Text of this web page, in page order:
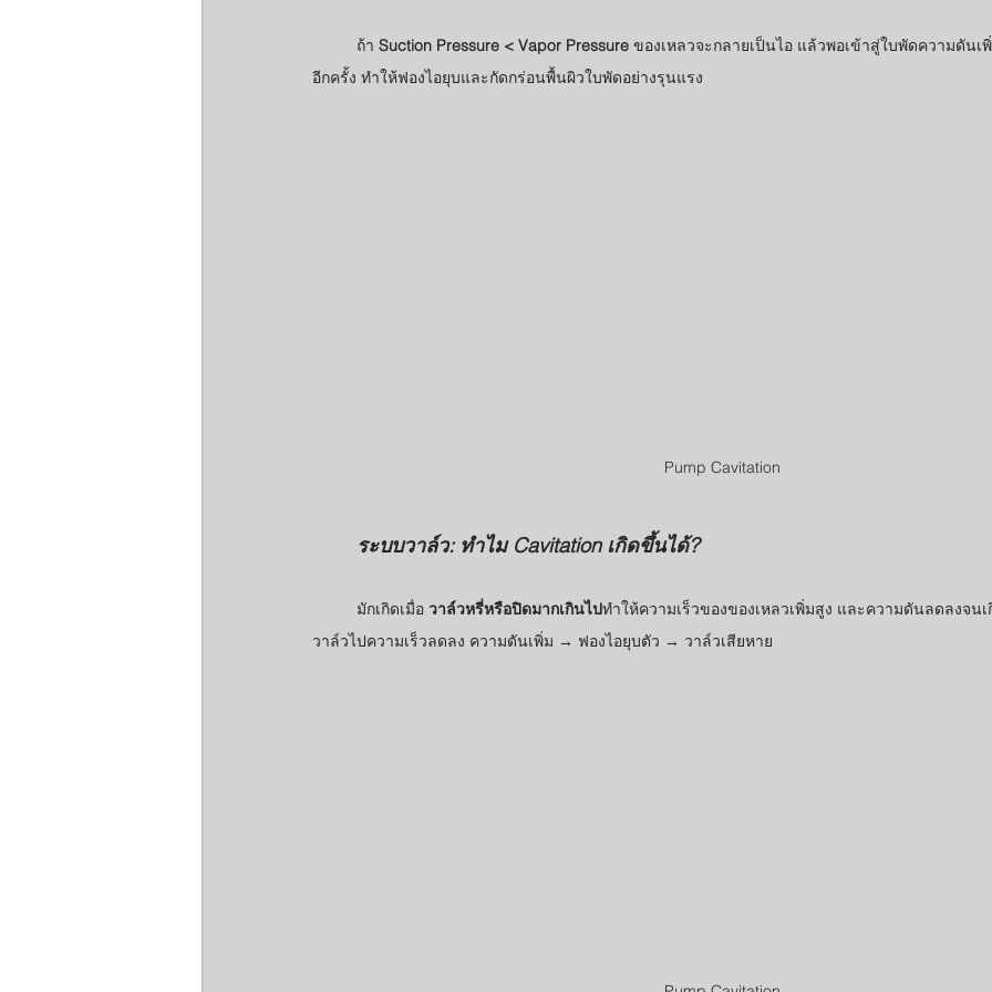
	ถ้า
Suction Pressure < Vapor Pressure ของเหลวจะกลายเป็นไอ แล้วพอเข้าสู่ใบพัดความดันเ
อีกครั้ง ทำให้ฟองไอยุบและกัดกร่อนพื้นผิวใบพัดอย่างรุนแรง
Pump Cavitation
ระบบวาล์ว: ทำไม Cavitation เกิดขึ้นได้?
	มักเกิดเมื่อ
วาล์วหรี่หรือปิดมากเกินไปทำให้ความเร็วของของเหลวเพิ่มสูง และความดันลดลงจน
วาล์วไปความเร็วลดลง ความดันเพิ่ม → ฟองไอยุบตัว → วาล์วเสียหาย